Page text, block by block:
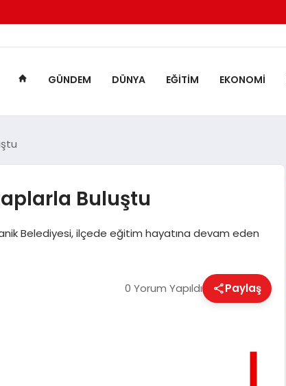
GÜNDEM DÜNYA EĞITIM EKONOMI
Buluştu
Belediyesi, ilçede eğitim hayatına devam eden
0 Yorum Yapıldı Paylaş